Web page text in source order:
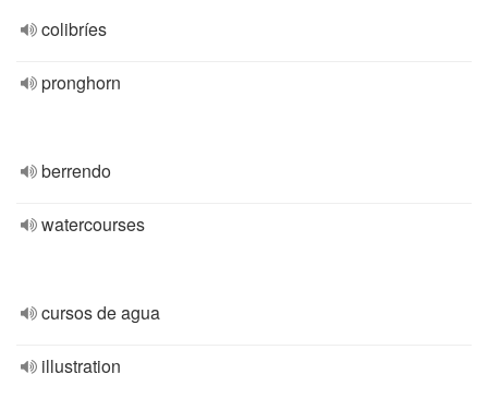
colibríes
pronghorn
berrendo
watercourses
cursos de agua
illustration